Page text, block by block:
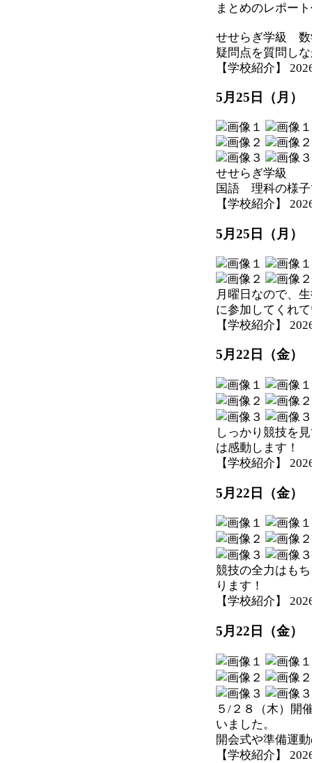
まとめのレポー
せせらぎ学級 数
疑問点を質問し
【学校紹介】
5月25日（月
せせらぎ学級
国語 理科の様子
【学校紹介】
5月25日（月
月曜日なので、
に参加してくれ
【学校紹介】
5月22日（金
しっかり競技を
は感動します！
【学校紹介】
5月22日（金
競技の全力はも
ります！
【学校紹介】
5月22日（金
５/２８（木）開
いました。
開会式や準備運
【学校紹介】